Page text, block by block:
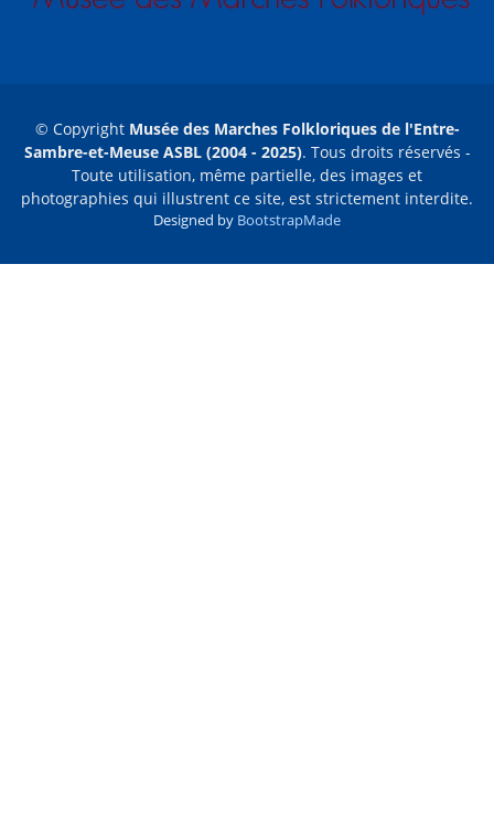
© Copyright Musée des Marches Folkloriques de l'Entre-
Sambre-et-Meuse ASBL (2004 - 2025). Tous droits réservés -
Toute utilisation, même partielle, des images et
photographies qui illustrent ce site, est strictement interdite.
Designed by BootstrapMade